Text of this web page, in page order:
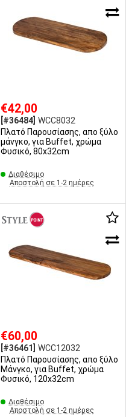
€42,00
[#36484] WCC8032
Πλατό Παρουσίασης, απο ξύλο
μάνγκο, για Buffet, χρώμα
Φυσικό, 80x32cm
Διαθέσιμο
Αποστολή σε 1-2 ημέρες
€60,00
[#36461]
WCC12032
Πλατό Παρουσίασης, απο ξύλο
Μάνγκο, για Buffet, χρώμα
Φυσικό, 120x32cm
Διαθέσιμο
Αποστολή σε 1-2 ημέρες